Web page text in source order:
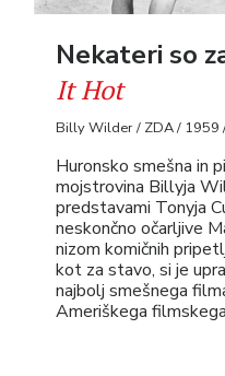
Nekateri so
It Hot
Billy Wilder / ZDA / 1959
Huronsko smešna in
mojstrovina Billyja
predstavami Tonyja
neskončno očarljive
nizom komičnih
kot za stavo, si je
najbolj smešnega
Ameriškega